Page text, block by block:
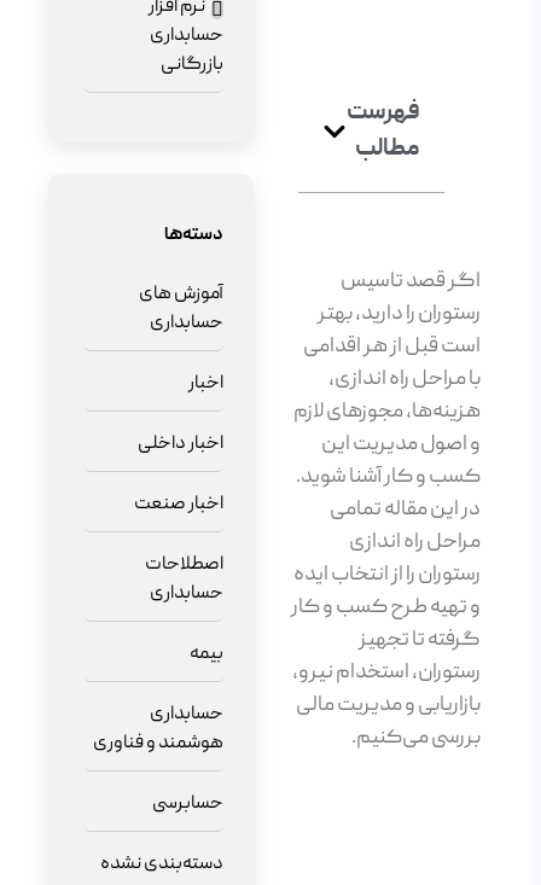
فهرست
مطالب
اگر قصد تاسیس
رستوران را دارید، بهتر
است قبل از هر اقدامی
با مراحل راه اندازی،
هزینه‌ها، مجوزهای لازم
و اصول مدیریت این
کسب و کار آشنا شوید.
در این مقاله تمامی
مراحل راه اندازی
رستوران را از انتخاب ایده
و تهیه طرح کسب و کار
گرفته تا تجهیز
رستوران، استخدام نیرو،
بازاریابی و مدیریت مالی
بررسی می‌کنیم.
نرم افزار
حسابداری
بازرگانی
دسته‌ها
آموزش های
حسابداری
اخبار
اخبار داخلی
اخبار صنعت
اصطلاحات
حسابداری
بیمه
حسابداری
هوشمند و فناوری
حسابرسی
دسته‌بندی نشده